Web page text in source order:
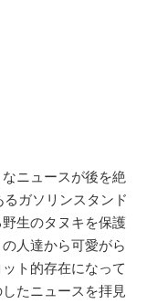
ニュースが後を絶
ガソリンスタンド
生のタヌキを保護
人達から可愛がら
ト的存在になって
たニュースを拝見